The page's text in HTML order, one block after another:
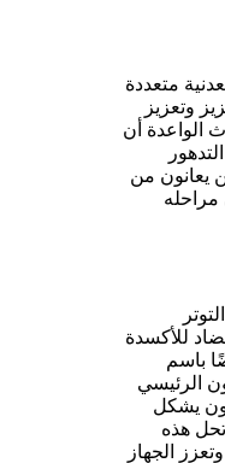
متعددة
وتعزيز
الواعدة أن
يعانون من
للأكسدة
باسم
الرئيسي
يشكل
تحل هذه
الجهاز